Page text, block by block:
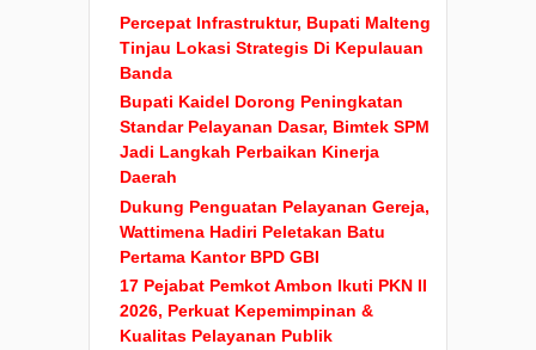
Percepat Infrastruktur, Bupati Malteng
Tinjau Lokasi Strategis Di Kepulauan
Banda
Bupati Kaidel Dorong Peningkatan
Standar Pelayanan Dasar, Bimtek SPM
Jadi Langkah Perbaikan Kinerja
Daerah
Dukung Penguatan Pelayanan Gereja,
Wattimena Hadiri Peletakan Batu
Pertama Kantor BPD GBI
17 Pejabat Pemkot Ambon Ikuti PKN II
2026, Perkuat Kepemimpinan &
Kualitas Pelayanan Publik